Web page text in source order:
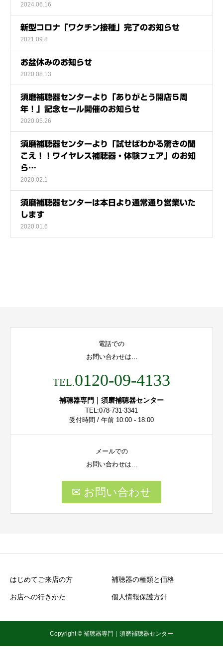
2024.06.16
新型コロナ「ワクチン接種」完了のお知らせ
2021.09.8
お盆休みのお知らせ
2020.08.13
須磨補聴器センターより「ありがとう開店５周
年！」記念セール開催のお知らせ
2020.05.26
須磨補聴器センターより「試せばわかる驚きの聞
こえ！！ワイヤレス補聴器・体験フェア」のお知
ら…
2020.02.1
須磨補聴器センターは本日より通常通り営業いた
します
2020.01.6
電話での
お問い合わせは...
TEL.0120-09-4133
補聴器専門｜須磨補聴器センター
TEL:078-731-3341
受付時間 / 午前 10:00 - 18:00
メールでの
お問い合わせは...
✉ お問い合わせ
はじめてご来店の方 補聴器の種類と価格
お店への行きかた 個人情報保護方針
Copyright © 補聴器専門｜須磨補聴器センター